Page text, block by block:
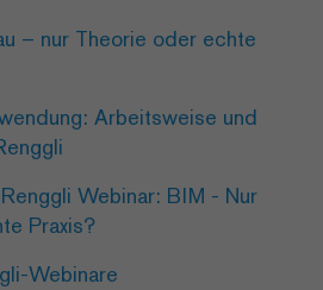
– nur Theorie oder echte
Arbeitsweise und
Webinar: BIM - Nur
Praxis?
Webinare